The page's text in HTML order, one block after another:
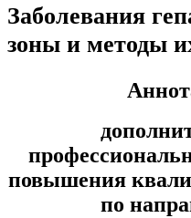
науки
Образование и
Заболевания
зоны и методы
повышения
по